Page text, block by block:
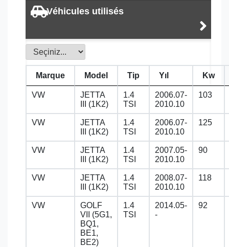
Véhicules utilisés
Marque Model Tip Yıl Kw
VW
JETTA
III (1K2)
1.4
TSI
2006.07-
2010.10
103
VW
JETTA
III (1K2)
1.4
TSI
2006.07-
2010.10
125
VW
JETTA
III (1K2)
1.4
TSI
2007.05-
2010.10
90
VW
JETTA
III (1K2)
1.4
TSI
2008.07-
2010.10
118
VW
GOLF
VII (5G1,
BQ1,
BE1,
BE2)
1.4
TSI
2014.05-
-
92